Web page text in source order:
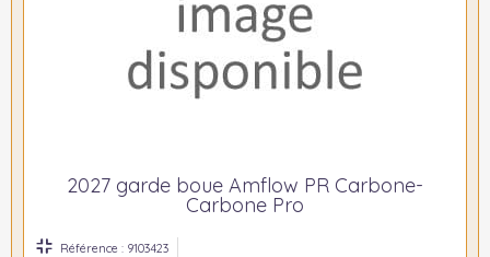
2027 garde boue Amflow PR Carbone-
Carbone Pro
Référence : 9103423